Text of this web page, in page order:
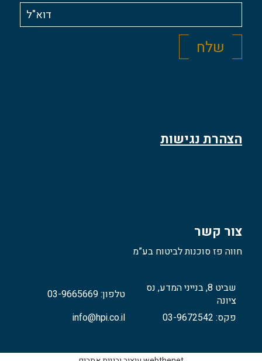
צור קשר
חווה פז סוכנות לביטוח בע”מ
שביט 8, בנייני המדע, נס
ציונה
טלפון: 03-9665669
פקס: 03-9672542
info@hpi.co.il
הצהרת נגישות